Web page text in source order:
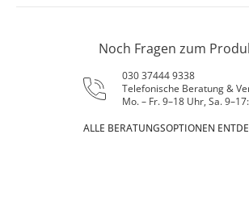
Noch Fragen zum
030 37444 9338
Telefonische Beratung &
Mo. – Fr. 9–18 Uhr, Sa.
ALLE BERATUNGSOPTIONEN